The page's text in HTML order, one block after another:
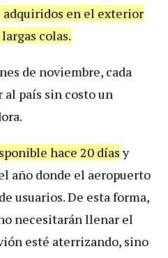
en el exterior
colas.
de noviembre, cada
al país sin costo un
hace 20 díasy
año donde el aeropuerto
usuarios. De esta forma,
necesitarán llenar el
esté aterrizando, sino